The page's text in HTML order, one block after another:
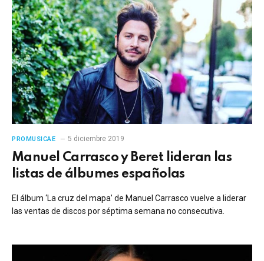
PROMUSICAE 5 diciembre 2019
Manuel Carrasco y Beret lideran las
listas de álbumes españolas
El álbum ‘La cruz del mapa’ de Manuel Carrasco vuelve a liderar
las ventas de discos por séptima semana no consecutiva.